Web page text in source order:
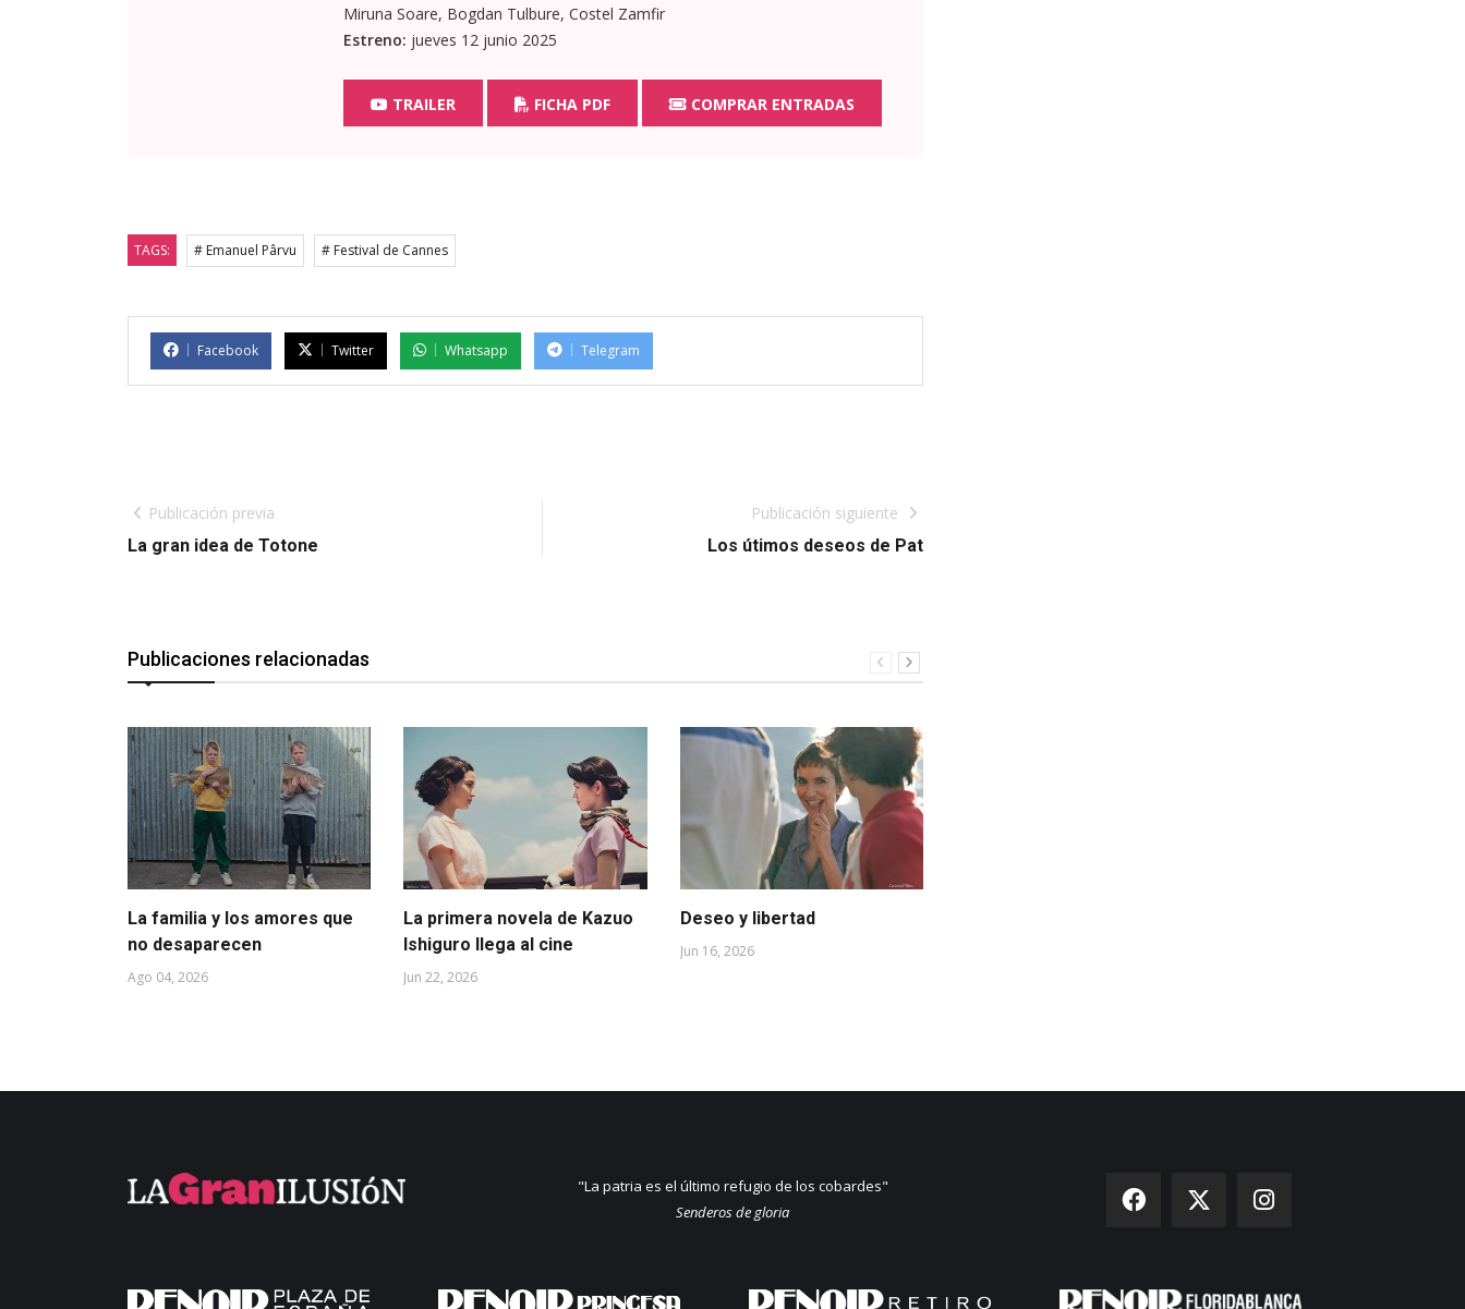
Miruna Soare, Bogdan Tulbure, Costel Zamfir
Estreno: jueves 12 junio 2025
TRAILER FICHA PDF COMPRAR ENTRADAS
TAGS: # Emanuel Pârvu # Festival de Cannes
Facebook Twitter Whatsapp Telegram
Publicación previa
La gran idea de Totone
Publicación siguiente
Los útimos deseos de Pat
Publicaciones relacionadas
La familia y los amores que
no desaparecen
Ago 04, 2026
La primera novela de Kazuo
Ishiguro llega al cine
Jun 22, 2026
Deseo y libertad
Jun 16, 2026
"La patria es el último refugio de los cobardes"
Senderos de gloria